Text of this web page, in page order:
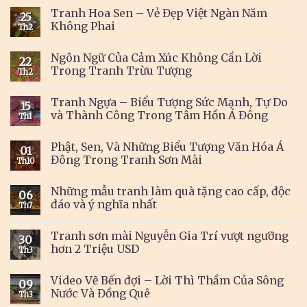
25
Th2
Tranh Hoa Sen – Vẻ Đẹp Việt Ngàn Năm
Không Phai
22
Th2
Ngôn Ngữ Của Cảm Xúc Không Cần Lời
Trong Tranh Trừu Tượng
15
Th1
Tranh Ngựa – Biểu Tượng Sức Mạnh, Tự Do
và Thành Công Trong Tâm Hồn Á Đông
01
Th10
Phật, Sen, Và Những Biểu Tượng Văn Hóa Á
Đông Trong Tranh Sơn Mài
06
Th7
Những mẫu tranh làm quà tặng cao cấp, độc
đáo và ý nghĩa nhất
30
Th3
Tranh sơn mài Nguyễn Gia Trí vượt ngưỡng
hơn 2 Triệu USD
09
Th3
Video Vẽ Bến đợi – Lời Thì Thầm Của Sông
Nước Và Đồng Quê